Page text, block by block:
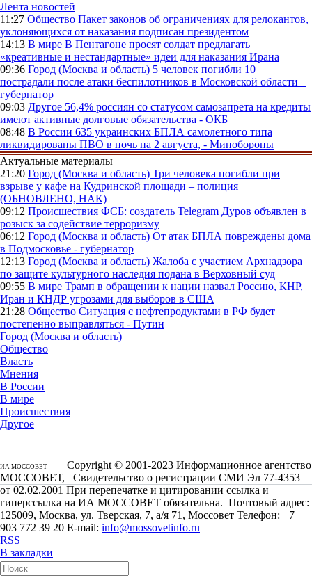
Лента новостей
11:27 Общество Пакет законов об ограничениях для релокантов,
уклоняющихся от наказания подписан президентом
14:13 В мире В Пентагоне просят солдат предлагать
«креативные и нестандартные» идеи для наказания Ирана
09:36 Город (Москва и область) 5 человек погибли 10
пострадали после атаки беспилотников в Московской области –
губернатор
09:03 Другое 56,4% россиян со статусом самозапрета на кредиты
имеют активные долговые обязательства - ОКБ
08:48 В России 635 украинских БПЛА самолетного типа
ликвидированы ПВО в ночь на 2 августа, - Минобороны
Актуальные материалы
21:20 Город (Москва и область) Три человека погибли при
взрыве у кафе на Кудринской площади – полиция
(ОБНОВЛЕНО, НАК)
09:12 Происшествия ФСБ: создатель Telegram Дуров объявлен в
розыск за содействие терроризму
06:12 Город (Москва и область) От атак БПЛА повреждены дома
в Подмосковье - губернатор
12:13 Город (Москва и область) Жалоба с участием Архнадзора
по защите культурного наследия подана в Верховный суд
09:55 В мире Трамп в обращении к нации назвал Россию, КНР,
Иран и КНДР угрозами для выборов в США
21:28 Общество Ситуация с нефтепродуктами в РФ будет
постепенно выправляться - Путин
Город (Москва и область)
Общество
Власть
Мнения
В России
В мире
Происшествия
Другое
ИА МОССОВЕТ
Copyright © 2001-2023 Информационное агентство
МОССОВЕТ, Свидетельство о регистрации СМИ Эл 77-4353
от 02.02.2001 При перепечатке и цитировании ссылка и
гиперссылка на ИА МОССОВЕТ обязательна. Почтовый адрес:
125009, Москва, ул. Тверская, 7, а/я 71, Моссовет Телефон: +7
903 772 39 20 E-mail: info@mossovetinfo.ru
RSS
В закладки